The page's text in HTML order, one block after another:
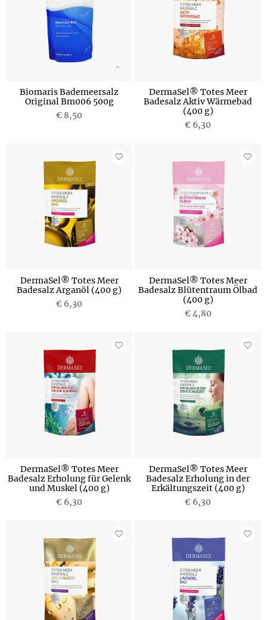
Biomaris Bademeersalz
Original Bm006 500g
€ 8,50
DermaSel® Totes Meer
Badesalz Aktiv Wärmebad
(400 g)
€ 6,30
DermaSel® Totes Meer
Badesalz Arganöl (400 g)
€ 6,30
DermaSel® Totes Meer
Badesalz Blütentraum Ölbad
(400 g)
€ 4,80
DermaSel® Totes Meer
Badesalz Erholung für Gelenk
und Muskel (400 g)
€ 6,30
DermaSel® Totes Meer
Badesalz Erholung in der
Erkältungszeit (400 g)
€ 6,30